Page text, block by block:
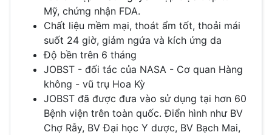
Mỹ, chứng nhận FDA.
Chất liệu mềm mại, thoát ẩm tốt, thoải mái
suốt 24 giờ, giảm ngứa và kích ứng da
Độ bền trên 6 tháng
JOBST - đối tác của NASA - Cơ quan Hàng
không - vũ trụ Hoa Kỳ
JOBST đã được đưa vào sử dụng tại hơn 60
Bệnh viện trên toàn quốc. Điển hình như BV
Chợ Rẫy, BV Đại học Y dược, BV Bạch Mai,